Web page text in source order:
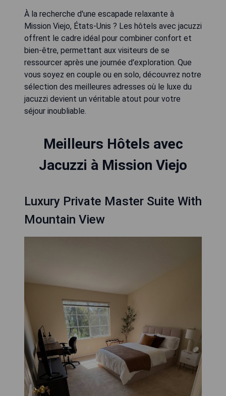
À la recherche d'une escapade relaxante à
Mission Viejo, États-Unis ? Les hôtels avec jacuzzi
offrent le cadre idéal pour combiner confort et
bien-être, permettant aux visiteurs de se
ressourcer après une journée d'exploration. Que
vous soyez en couple ou en solo, découvrez notre
sélection des meilleures adresses où le luxe du
jacuzzi devient un véritable atout pour votre
séjour inoubliable.
Meilleurs Hôtels avec
Jacuzzi à Mission Viejo
Luxury Private Master Suite With
Mountain View